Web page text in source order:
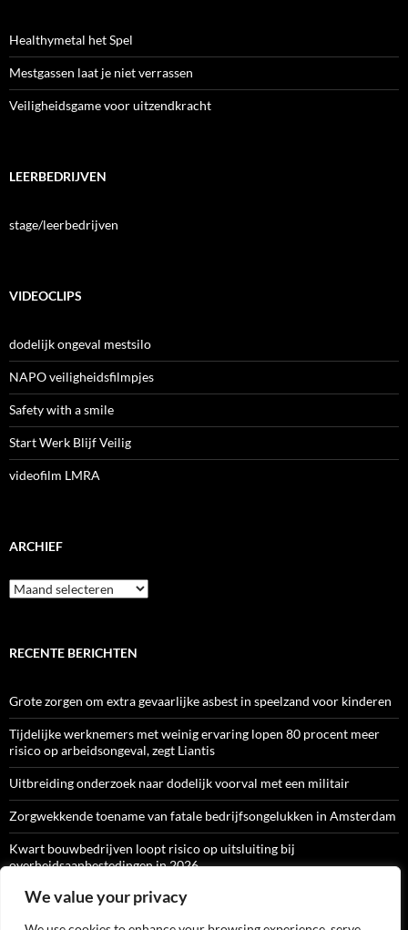
We value your privacy
Healthymetal het Spel
Mestgassen laat je niet verrassen
Veiligheidsgame voor uitzendkracht
LEERBEDRIJVEN
stage/leerbedrijven
VIDEOCLIPS
dodelijk ongeval mestsilo
NAPO veiligheidsfilmpjes
Safety with a smile
Start Werk Blijf Veilig
videofilm LMRA
ARCHIEF
Archief
RECENTE BERICHTEN
Grote zorgen om extra gevaarlijke asbest in speelzand voor kinderen
Tijdelijke werknemers met weinig ervaring lopen 80 procent meer
risico op arbeidsongeval, zegt Liantis
Uitbreiding onderzoek naar dodelijk voorval met een militair
Zorgwekkende toename van fatale bedrijfsongelukken in Amsterdam
Kwart bouwbedrijven loopt risico op uitsluiting bij
overheidsaanbestedingen in 2026